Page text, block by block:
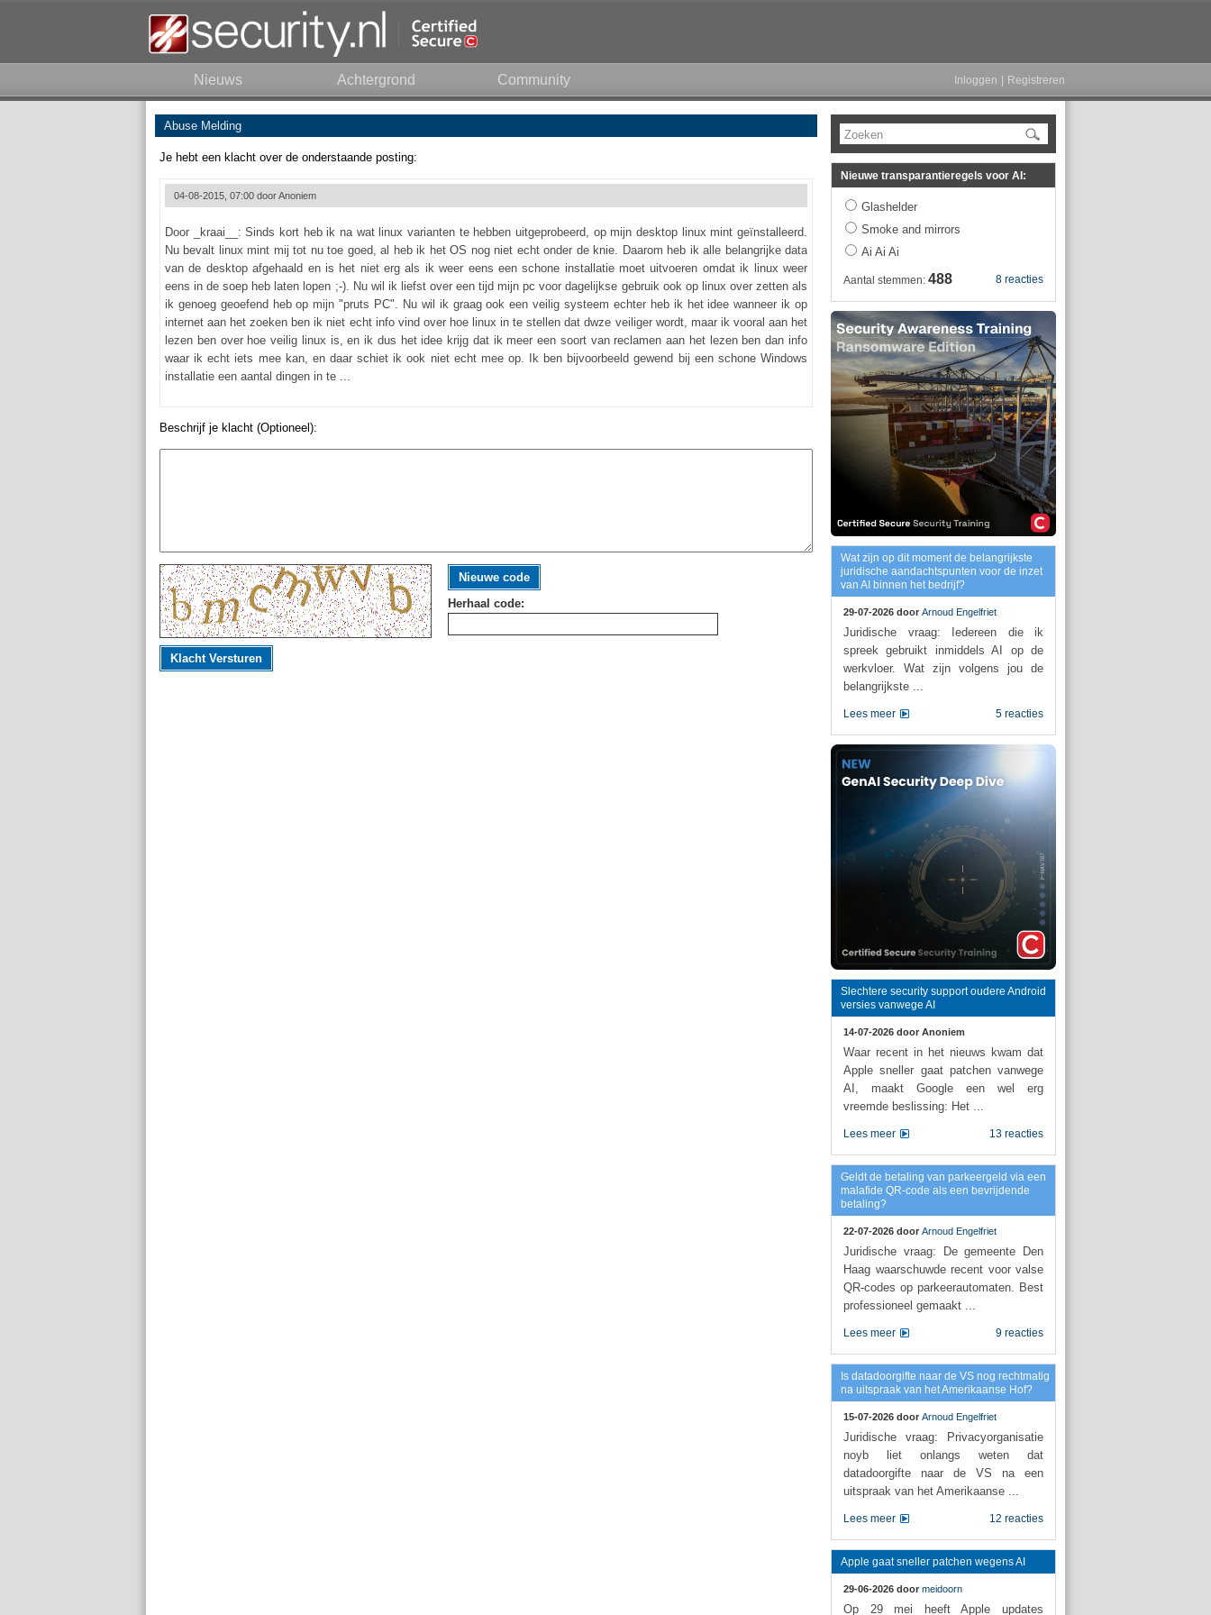
Nieuws Achtergrond Community Inloggen Registreren
Abuse Melding
Je hebt een klacht over de onderstaande posting:
04-08-2015, 07:00 doorAnoniem
Door _kraai__: Sinds kort heb ik na wat linux varianten te hebben uitgeprobeerd, op mijn desktop linux mint geïnstalleerd.
Nu bevalt linux mint mij tot nu toe goed, al heb ik het OS nog niet echt onder de knie. Daarom heb ik alle belangrijke data
van de desktop afgehaald en is het niet erg als ik weer eens een schone installatie moet uitvoeren omdat ik linux weer
eens in de soep heb laten lopen ;-). Nu wil ik liefst over een tijd mijn pc voor dagelijkse gebruik ook op linux over zetten als
ik genoeg geoefend heb op mijn "pruts PC". Nu wil ik graag ook een veilig systeem echter heb ik het idee wanneer ik op
internet aan het zoeken ben ik niet echt info vind over hoe linux in te stellen dat dwze veiliger wordt, maar ik vooral aan het
lezen ben over hoe veilig linux is, en ik dus het idee krijg dat ik meer een soort van reclamen aan het lezen ben dan info
waar ik echt iets mee kan, en daar schiet ik ook niet echt mee op. Ik ben bijvoorbeeld gewend bij een schone Windows
installatie een aantal dingen in te ...
Beschrijf je klacht (Optioneel):
Nieuwe code
Herhaal code:
Klacht Versturen
Zoeken
Nieuwe transparantieregels voor AI:
Glashelder
Smoke and mirrors
Ai Ai Ai
8 reacties
Aantal stemmen: 488
Wat zijn op dit moment de belangrijkste
juridische aandachtspunten voor de inzet
van AI binnen het bedrijf?
29-07-2026 door Arnoud Engelfriet
Juridische vraag: Iedereen die ik
spreek gebruikt inmiddels AI op de
werkvloer. Wat zijn volgens jou de
belangrijkste ...
5 reacties
Lees meer
Slechtere security support oudere Android
versies vanwege AI
14-07-2026 door Anoniem
Waar recent in het nieuws kwam dat
Apple sneller gaat patchen vanwege
AI, maakt Google een wel erg
vreemde beslissing: Het ...
13 reacties
Lees meer
Geldt de betaling van parkeergeld via een
malafide QR-code als een bevrijdende
betaling?
22-07-2026 door Arnoud Engelfriet
Juridische vraag: De gemeente Den
Haag waarschuwde recent voor valse
QR-codes op parkeerautomaten. Best
professioneel gemaakt ...
9 reacties
Lees meer
Is datadoorgifte naar de VS nog rechtmatig
na uitspraak van het Amerikaanse Hof?
15-07-2026 door Arnoud Engelfriet
Juridische vraag: Privacyorganisatie
noyb liet onlangs weten dat
datadoorgifte naar de VS na een
uitspraak van het Amerikaanse ...
12 reacties
Lees meer
Apple gaat sneller patchen wegens AI
29-06-2026 door meidoorn
Op 29 mei heeft Apple updates